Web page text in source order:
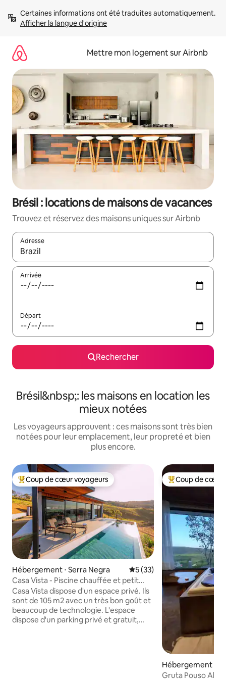
directement
Afficher la langue d'origine
Mettre mon logement sur Airbnb
Brésil : locations de maisons de vacances
Trouvez et réservez des maisons uniques sur Airbnb
Adresse
Lorsque les résultats s'affichent, utilisez les flèches vers le
Arrivée
Départ
Rechercher
Brésil&nbsp;: les maisons en location les
mieux notées
Les voyageurs approuvent : ces maisons sont très bien
notées pour leur emplacement, leur propreté et bien
plus encore.
Coups de cœur voyageurs les plus appréciés
Coup de cœur voyageurs
Hébergement ⋅ Serra Negra Évaluation moyenne sur la
5 (33)
Casa Vista - Piscine chauffée et petit
déjeuner
Casa Vista dispose d'un espace privé. Ils
sont de 105 m2 avec un très bon goût et
beaucoup de technologie. L'espace
dispose d'un parking privé et gratuit,
Coups de cœur
Coup de cœur
Hébergement ⋅
de Goiás
Gruta Pouso Alto